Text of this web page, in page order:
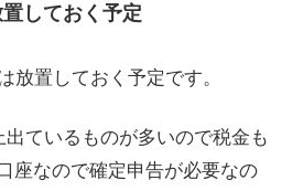
しておく予定
放置しておく予定です。
出ているものが多いので税金も
座なので確定申告が必要なの